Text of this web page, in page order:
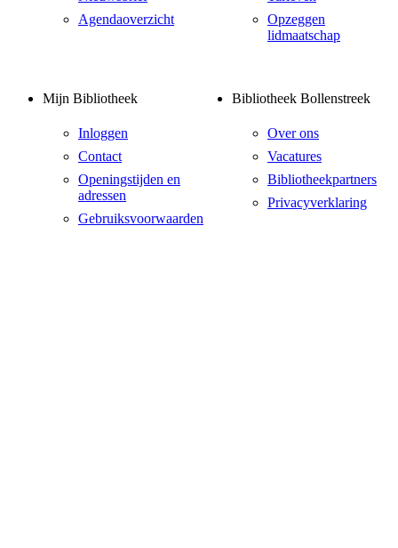
Agendaoverzicht
Opzeggen
lidmaatschap
Mijn Bibliotheek
Inloggen
Contact
Openingstijden en
adressen
Gebruiksvoorwaarden
Bibliotheek Bollenstreek
Over ons
Vacatures
Bibliotheekpartners
Privacyverklaring